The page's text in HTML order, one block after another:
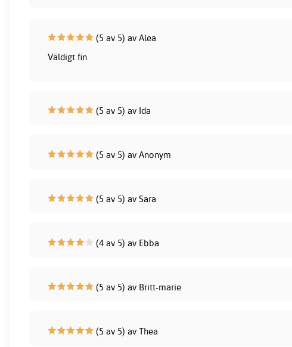
(5 av 5) av Alea
Väldigt fin
(5 av 5) av Ida
(5 av 5) av Anonym
(5 av 5) av Sara
(4 av 5) av Ebba
(5 av 5) av Britt-marie
(5 av 5) av Thea